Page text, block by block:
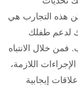
هذه التجارب هي
لدعم طفلك
فمن خلال الانتباه
اللازمة،
إيجابية